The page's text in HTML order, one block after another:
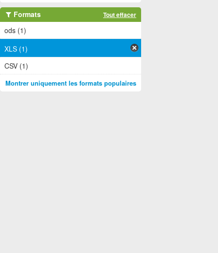
Formats Tout effacer
ods (1)
XLS (1)
CSV (1)
Montrer uniquement les formats populaires